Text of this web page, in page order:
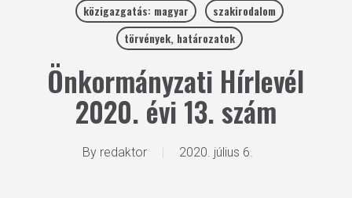
közigazgatás: magyar
szakirodalom
törvények, határozatok
Önkormányzati Hírlevél
2020. évi 13. szám
By redaktor 2020. július 6.